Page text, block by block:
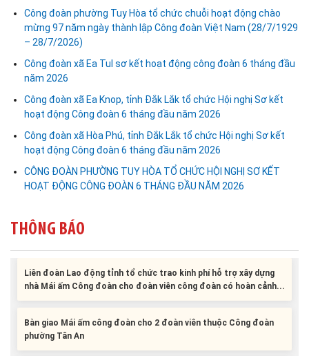
Công đoàn phường Tuy Hòa tổ chức chuỗi hoạt động chào
mừng 97 năm ngày thành lập Công đoàn Việt Nam (28/7/1929
– 28/7/2026)
Công đoàn xã Ea Tul sơ kết hoạt động công đoàn 6 tháng đầu
năm 2026
Công đoàn xã Ea Knop, tỉnh Đắk Lắk tổ chức Hội nghị Sơ kết
hoạt động Công đoàn 6 tháng đầu năm 2026
Công đoàn xã Hòa Phú, tỉnh Đắk Lắk tổ chức Hội nghị Sơ kết
hoạt động Công đoàn 6 tháng đầu năm 2026
CÔNG ĐOÀN PHƯỜNG TUY HÒA TỔ CHỨC HỘI NGHỊ SƠ KẾT
HOẠT ĐỘNG CÔNG ĐOÀN 6 THÁNG ĐẦU NĂM 2026
THÔNG BÁO
Liên đoàn Lao động tỉnh tổ chức trao kinh phí hỗ trợ xây dựng
nhà Mái ấm Công đoàn cho đoàn viên công đoàn có hoàn cảnh...
Bàn giao Mái ấm công đoàn cho 2 đoàn viên thuộc Công đoàn
phường Tân An